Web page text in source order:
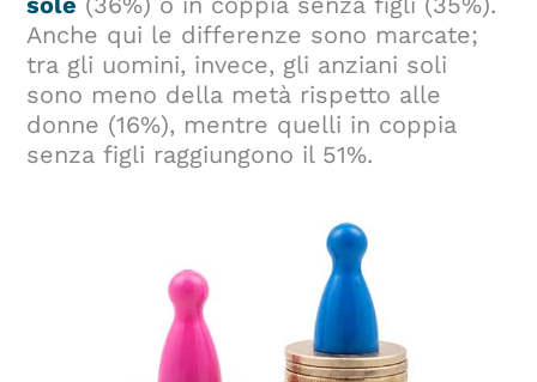
Anche qui le differenze sono marcate;
tra gli uomini, invece, gli anziani soli
sono meno della metà rispetto alle
donne (16%), mentre quelli in coppia
senza figli raggiungono il 51%.